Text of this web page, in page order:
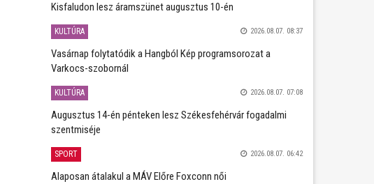
Kisfaludon lesz áramszünet augusztus 10-én
KULTÚRA 2026.08.07. 08:37
Vasárnap folytatódik a Hangból Kép programsorozat a
Varkocs-szobornál
KULTÚRA 2026.08.07. 07:08
Augusztus 14-én pénteken lesz Székesfehérvár fogadalmi
szentmiséje
SPORT 2026.08.07. 06:42
Alaposan átalakul a MÁV Előre Foxconn női